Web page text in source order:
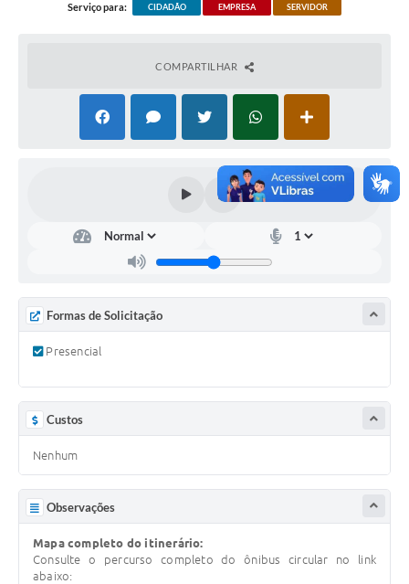
Serviço para: CIDADÃO EMPRESA SERVIDOR
COMPARTILHAR
Formas de Solicitação
Presencial
Custos
Nenhum
Observações
Mapa completo do itinerário:
Consulte o percurso completo do ônibus circular no link
abaixo: